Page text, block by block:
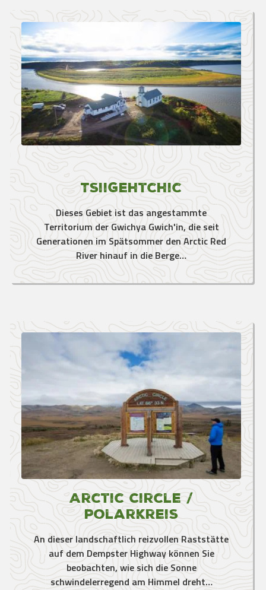
Tsiigehtchic
Dieses Gebiet ist das angestammte
Territorium der Gwichya Gwich'in, die seit
Generationen im Spätsommer den Arctic Red
River hinauf in die Berge…
Arctic Circle /
Polarkreis
An dieser landschaftlich reizvollen Raststätte
auf dem Dempster Highway können Sie
beobachten, wie sich die Sonne
schwindelerregend am Himmel dreht…